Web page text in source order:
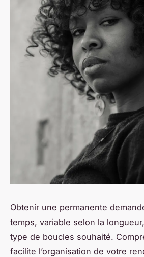
Obtenir une permanente
temps, variable selon la
type de boucles souhaité.
facilite l’organisation de votre